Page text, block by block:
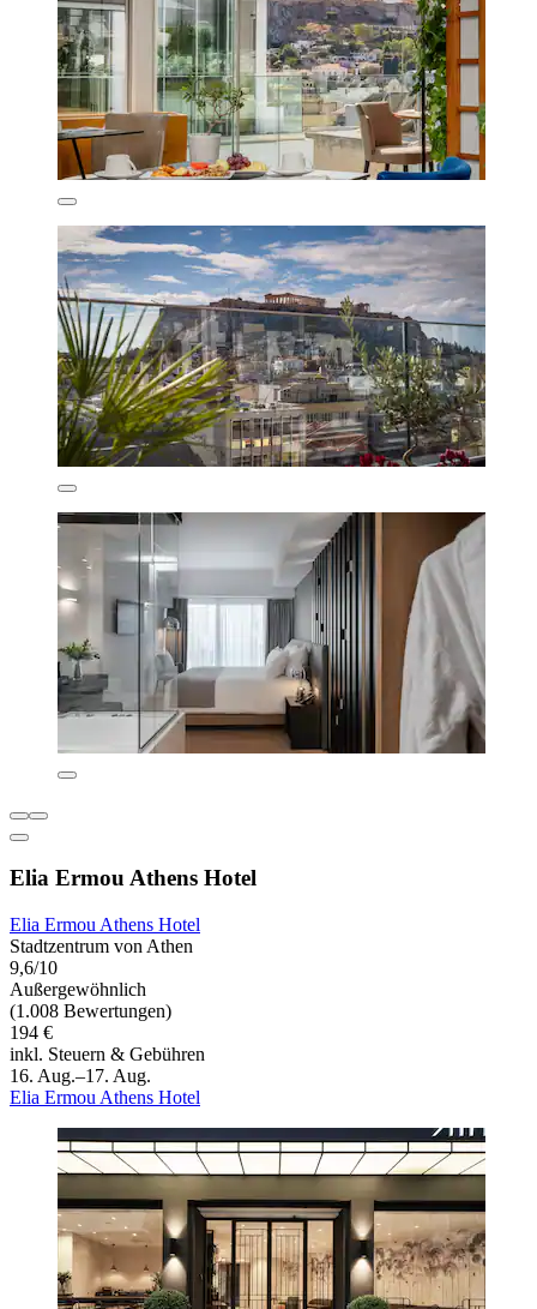
Elia Ermou Athens Hotel
Elia Ermou Athens Hotel
Stadtzentrum von Athen
9,6/10
Außergewöhnlich
(1.008 Bewertungen)
194 €
inkl. Steuern & Gebühren
16. Aug.–17. Aug.
Elia Ermou Athens Hotel